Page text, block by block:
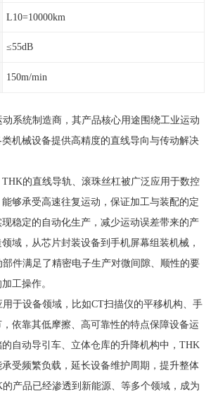
L10=10000km
≤55dB
150m/min
系统制造商，其产品核心用途围绕工业运动
机械设备提供高精度的直线导向与传动解决
的直线导轨、滚珠丝杠被广泛应用于数控
够承受高速往复运动，保证加工与装配的定
稳定的自动化生产，减少运动误差带来的产
域，从芯片封装设备到手机屏幕组装机械，
件满足了精密电子生产对微间隙、顺性的要
工操作。
于设备领域，比如CT扫描仪的平移机构、手
依靠其低摩擦、高可靠性的特点保障设备运
自动导引车、立体仓库的升降机构中，THK
受频繁负载，延长设备维护周期，提升整体
产品已经渗透到新能源、等多个领域，成为